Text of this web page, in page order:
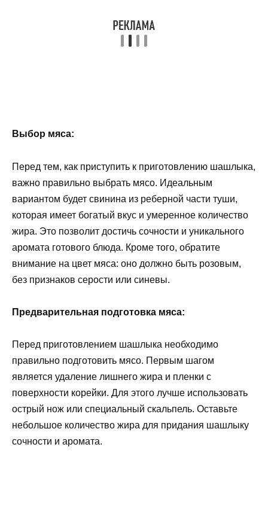
Выбор мяса:
Перед тем, как приступить к приготовлению шашлыка,
важно правильно выбрать мясо. Идеальным
вариантом будет свинина из реберной части туши,
которая имеет богатый вкус и умеренное количество
жира. Это позволит достичь сочности и уникального
аромата готового блюда. Кроме того, обратите
внимание на цвет мяса: оно должно быть розовым,
без признаков серости или синевы.
Предварительная подготовка мяса:
Перед приготовлением шашлыка необходимо
правильно подготовить мясо. Первым шагом
является удаление лишнего жира и пленки с
поверхности корейки. Для этого лучше использовать
острый нож или специальный скальпель. Оставьте
небольшое количество жира для придания шашлыку
сочности и аромата.